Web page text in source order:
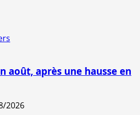
août, après une hausse en
2026